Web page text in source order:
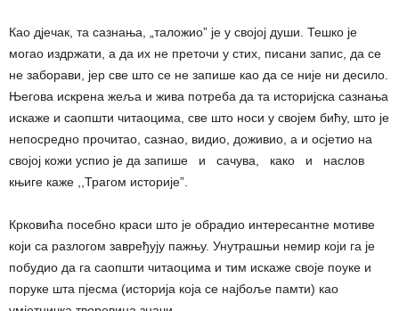
Као дјечак, та сазнања, „таложио” је у својој души. Тешко је
могао издржати, а да их не преточи у стих, писани запис, да се
не заборави, јер све што се не запише као да се није ни десило.
Његова искрена жеља и жива потреба да та историјска сазнања
искаже и саопшти читаоцима, све што носи у својем бићу, што је
непосредно прочитао, сазнао, видио, доживио, а и осјетио на
својој кожи успио је да запише и сачува, како и наслов
књиге каже ,,Трагом историје”.
Крковића посебно краси што је обрадио интересантне мотиве
који са разлогом завређују пажњу. Унутрашњи немир који га је
побудио да га саопшти читаоцима и тим искаже своје поуке и
поруке шта пјесма (историја која се најбоље памти) као